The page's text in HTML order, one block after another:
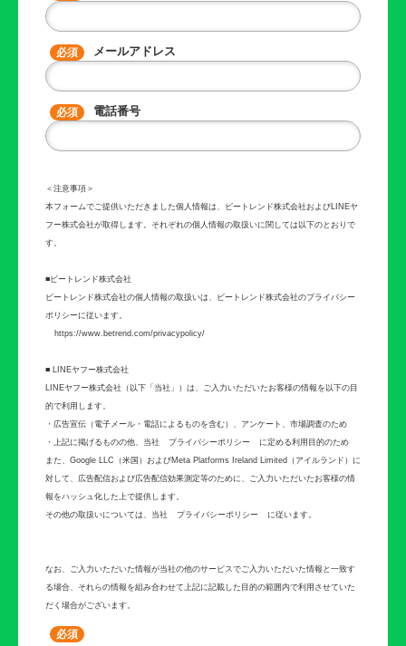
メールアドレス
電話番号
＜注意事項＞
本フォームでご提供いただきました個人情報は、ビートレンド株式会社およびLINEヤ
フー株式会社が取得します。それぞれの個人情報の取扱いに関しては以下のとおりで
す。
■ビートレンド株式会社
ビートレンド株式会社の個人情報の取扱いは、 ビートレンド株式会社のプライバシー
ポリシーに従います。
https://www.betrend.com/privacypolicy/
■ LINEヤフー株式会社
LINEヤフー株式会社（以下「当社」）は、ご入力いただいたお客様の情報を以下の目
的で利用します。
・広告宣伝（電子メール・電話によるものを含む）、アンケート、市場調査のため
・上記に掲げるものの他、当社
プライバシーポリシー
に定める利用目的のため
また、Google LLC（米国）およびMeta Platforms Ireland Limited（アイルランド）に
対して、広告配信および広告配信効果測定等のために、ご入力いただいたお客様の情
報をハッシュ化した上で提供します。
その他の取扱いについては、当社
プライバシーポリシー に従います。
なお、ご入力いただいた情報が当社の他のサービスでご入力いただいた情報と一致す
る場合、それらの情報を組み合わせて上記に記載した目的の範囲内で利用させていた
だく場合がございます。